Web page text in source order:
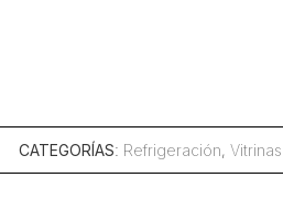
CATEGORÍAS: Refrigeración,